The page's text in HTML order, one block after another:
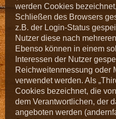
werden Cookies
Schließen des Browsers
z.B. der Login-Status
Nutzer diese nach
Ebenso können in einem
Interessen der Nutzer
Reichweitenmessung oder
verwendet werden. Als
Cookies bezeichnet, die
dem Verantwortlichen, der
angeboten werden